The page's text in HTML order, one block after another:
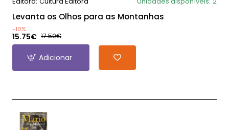
Levanta os Olhos para as Montanhas
-10%
15.75€ 17.50€
Adicionar